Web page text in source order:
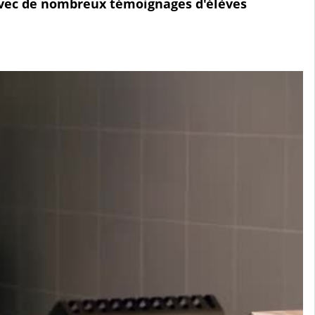
de nombreux témoignages d'élèves